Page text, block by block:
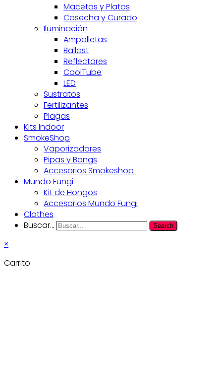
Macetas y Platos
Cosecha y Curado
Iluminación
Ampolletas
Ballast
Reflectores
CoolTube
LED
Sustratos
Fertilizantes
Plagas
Kits Indoor
SmokeShop
Vaporizadores
Pipas y Bongs
Accesorios Smokeshop
Mundo Fungi
Kit de Hongos
Accesorios Mundo Fungi
Clothes
Buscar...
Search
×
Carrito